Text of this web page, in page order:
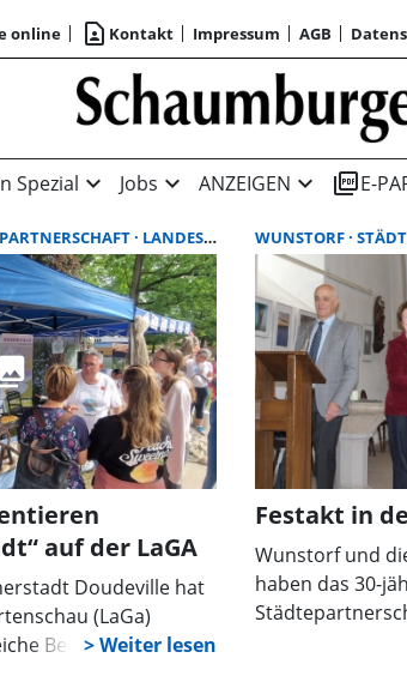
online contact_page Kontakt Impressum AGB
Spezial expand_more Jobs expand_more ANZEIGEN expand_more picture_as_pdfE-
LANDESGARTENSCHAU BAD NENNDORF
auf der LaGA
Doudeville hat
(LaGa)
Besuchende
WUNSTORF
Festakt in
Wunstorf und
haben das 30-